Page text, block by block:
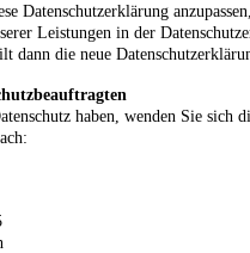
Datenschutzerklärung
Leistungen in der
dann die neue
haben, wenden Sie sich